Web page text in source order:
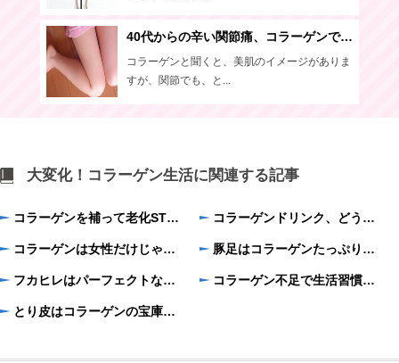
40代からの辛い関節痛、コラーゲンで痛みを対策しよう！
コラーゲンと聞くと、美肌のイメージがありま
すが、関節でも、と...
大変化！コラーゲン生活に関連する記事
コラーゲンを補って老化STOP!コラーゲンの意外な効果 コラーゲンドリンク、どうしたら早く効果を実感できるの？
コラーゲンは女性だけじゃない！男性にもうれしい効果がいっぱい！ 豚足はコラーゲンたっぷりの栄養食 カロリーカットしてさっぱり食べるには？
フカヒレはパーフェクトなコラーゲン食材 お安く摂取する方法はないの？ コラーゲン不足で生活習慣病？知らないと怖いコラーゲンの力
とり皮はコラーゲンの宝庫、コラーゲンを生かす脂肪の落とし方